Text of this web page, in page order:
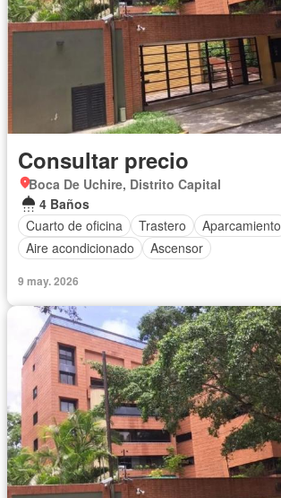
Consultar precio
Boca De Uchire, Distrito Capital
4 Baños
Cuarto de oficina
Trastero
Aparcamiento
Aire acondicionado
Ascensor
9 may. 2026